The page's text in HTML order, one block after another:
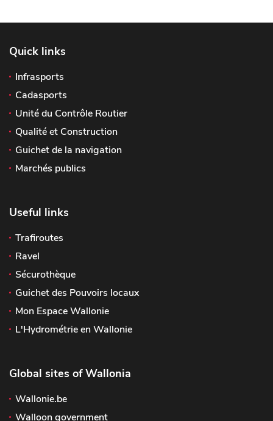
Quick links
Infrasports
Cadasports
Unité du Contrôle Routier
Qualité et Construction
Guichet de la navigation
Marchés publics
Useful links
Trafiroutes
Ravel
Sécurothèque
Guichet des Pouvoirs locaux
Mon Espace Wallonie
L'Hydrométrie en Wallonie
Global sites of Wallonia
Wallonie.be
Walloon government